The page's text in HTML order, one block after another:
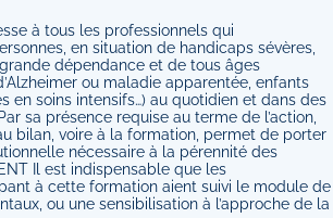
à tous les professionnels qui
en situation de handicaps sévères,
dépendance et de tous âges
ou maladie apparentée, enfants
en soins intensifs…) au quotidien et dans des
sa présence requise au terme de l’action,
bilan, voire à la formation, permet de porter
nécessaire à la pérennité des
Il est indispensable que les
à cette formation aient suivi le module de
ou une sensibilisation à l’approche de la